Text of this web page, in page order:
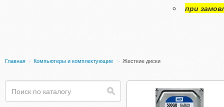
при
Главная » Компьютеры и комплектующие » Жесткие диски